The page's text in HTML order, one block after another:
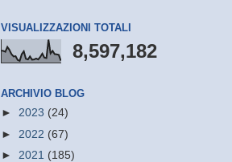
VISUALIZZAZIONI TOTALI
8,597,182
ARCHIVIO BLOG
► 2023 (24)
► 2022 (67)
► 2021 (185)